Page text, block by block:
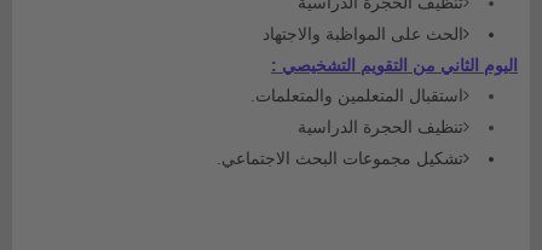
الحث على المواظبة والاجتهاد
اليوم الثاني من التقويم التشخيصي :
استقبال المتعلمين والمتعلمات.
تنظيف الحجرة الدراسية
تشكيل مجموعات البحث الاجتماعي.